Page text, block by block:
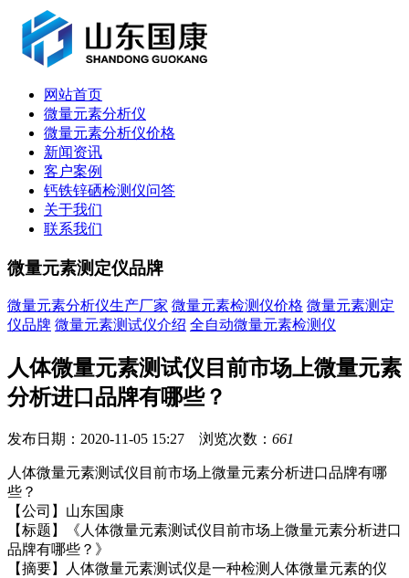
网站首页
微量元素分析仪
微量元素分析仪价格
新闻资讯
客户案例
钙铁锌硒检测仪问答
关于我们
联系我们
微量元素测定仪品牌
微量元素分析仪生产厂家 微量元素检测仪价格 微量元素测定
仪品牌 微量元素测试仪介绍 全自动微量元素检测仪
人体微量元素测试仪目前市场上微量元素
分析进口品牌有哪些？
发布日期：2020-11-05 15:27 浏览次数： 661
人体微量元素测试仪目前市场上微量元素分析进口品牌有哪
些？
【公司】山东国康
【标题】《 人体微量元素测试仪目前市场上微量元素分析进口
品牌有哪些？ 》
【摘要】
人体微量元素测试仪是一种检测人体微量元素的仪